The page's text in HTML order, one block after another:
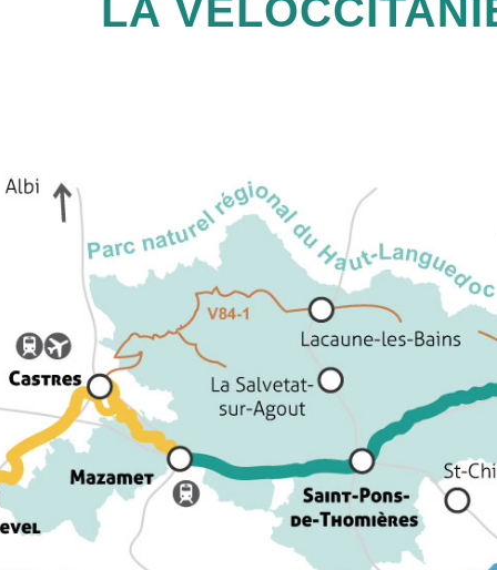
LA